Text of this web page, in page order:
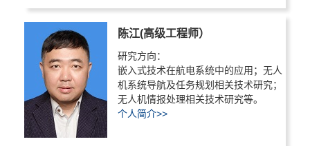
陈江(高级工程师）
研究方向：
嵌入式技术在航电系统中的应用；无人
机系统导航及任务规划相关技术研究；
无人机情报处理相关技术研究等。
个人简介>>